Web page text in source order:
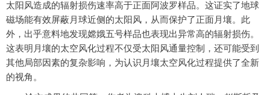
太阳风造成的辐射损伤速率高于正面阿波罗样品。这证实了地球
磁场能有效屏蔽月球近侧的太阳风，从而保护了正面月壤。此
外，出乎意料地发现嫦娥五号样品也表现出异常高的辐射损伤。
这表明月壤的太空风化过程不仅受太阳风通量控制，还可能受到
其他局部因素的复杂影响，为认识月壤太空风化过程提供了全新
的视角。